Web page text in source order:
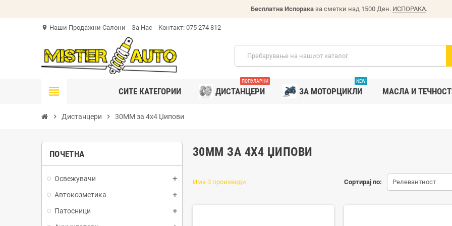
Бесплатна Испорака за сметки над 1500 Ден. ИСПОРАКА.
location_on Наши Продажни Салони За Нас Контакт: 075 274 812
view_headline СИТЕ КАТЕГОРИИ ДИСТАНЦЕРИ
ПОПУЛАРНИ
ЗА МОТОРЦИКЛИ
NEW
MАСЛА И
chevron_right Дистанцери chevron_right 30MM за 4x4 Џипови
ПОЧЕТНА
Освежувачи
Автокозметика
Патосници
30MM ЗА 4X4 ЏИПОВИ
Сортирај по: Релевантност
Има 3 производи.